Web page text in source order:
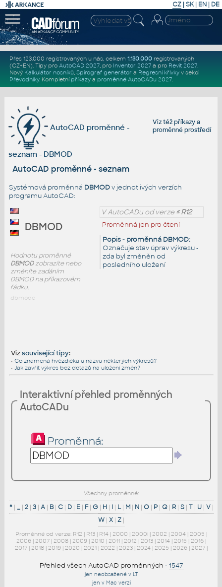
CZ | SK| EN | DE
Přes 123.000 registrovaných u nás, celkem 1.130.000registrovaných
(CZ+EN). Tipy pro AutoCAD 2027, pro Inventor 2027a pro Revit 2027.
Nový Kalkulátor nosníků, Spirograf generátor a Regresní křivkyv sekci
Převodníky. Kompletní příkazya proměnné AutoCADu 2027.
Viz téžpříkazya
proměnné prostředí
AutoCAD proměnné -
seznam - DBMOD
AutoCAD proměnné - seznam
Systémová proměnná DBMODv jednotlivých verzích
programu AutoCAD:
V AutoCADu od verze≤ R12
Proměnná jen pro čtení
Popis - proměnná DBMOD:
Označuje stav úprav výkresu -
zda byl změněn od
posledního uložení
DBMOD
Hodnotu proměnné
DBMODzobrazíte nebo
změníte zadáním
DBMOD na příkazovém
řádku.
dbmode
Vizsouvisející tipy:
• Co znamená hvězdička u názvu některých výkresů?
• Jak zavřít výkres bez dotazů na uložení změn?
Interaktivní přehled proměnných
AutoCADu
Proměnná:
Všechny proměnné:
*| _| 2| 3| A| B| C| D| E| F| G| H| I| L| M| N| O| P| Q| R| S| T| U| V|
W | X | Z |
Proměnné od verze: R12 | R13 | R14 | 2000 | 2000i | 2002 | 2004 | 2005 |
2006 | 2007 | 2008 | 2009 | 2010 | 2011 | 2012 | 2013 | 2014 | 2015 | 2016 |
2017 | 2018 | 2019 | 2020 | 2021 | 2022 | 2023 | 2024 | 2025 | 2026 | 2027 |
Přehled všech AutoCAD proměnných - 1547
jen neobsažené v LT
jen v Mac verzi